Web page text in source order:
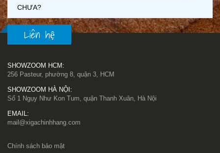
CHƯA?
Liên hệ
SHOWZOOM HCM:
256 Pasteur, phường 8, quận 3, HCM
SHOWZOOM HÀ NỘI:
Số 1 Ngụy Như Kon Tum, quận Thanh Xuân, Hà Nội
EMAIL:
mail@xigachinhhang.com
Chính sách bảo mật